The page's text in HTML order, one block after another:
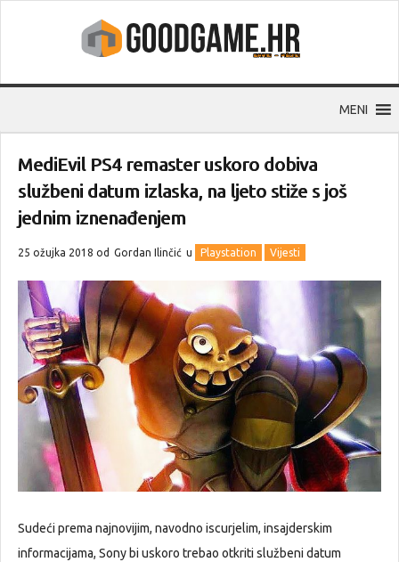
MENI
MediEvil PS4 remaster uskoro dobiva
službeni datum izlaska, na ljeto stiže s još
jednim iznenađenjem
25 ožujka 2018 od Gordan Ilinčić u Playstation Vijesti
Sudeći prema najnovijim, navodno iscurjelim, insajderskim
informacijama, Sony bi uskoro trebao otkriti službeni datum